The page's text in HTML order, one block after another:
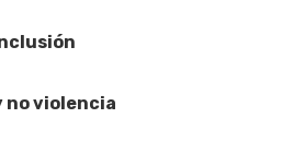
no violencia